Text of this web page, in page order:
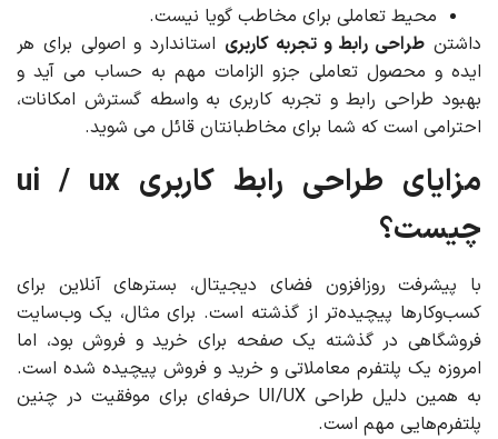
محیط تعاملی برای مخاطب گویا نیست.
داشتن طراحی رابط و تجربه کاربری استاندارد و اصولی برای هر
ایده و محصول تعاملی جزو الزامات مهم به حساب می آید و
بهبود طراحی رابط و تجربه کاربری به واسطه گسترش امکانات،
احترامی است که شما برای مخاطبانتان قائل می شوید.
مزایای طراحی رابط کاربری ui / ux
چیست؟
با پیشرفت روزافزون فضای دیجیتال، بسترهای آنلاین برای
کسب‌وکارها پیچیده‌تر از گذشته است. برای مثال، یک وب‌سایت
فروشگاهی در گذشته یک صفحه برای خرید و فروش بود، اما
امروزه یک پلتفرم معاملاتی و خرید و فروش پیچیده شده است.
به همین دلیل طراحی UI/UX حرفه‌ای برای موفقیت در چنین
پلتفرم‌هایی مهم است.